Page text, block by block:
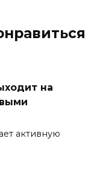
на
активную